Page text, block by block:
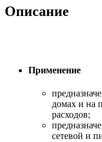
Описание
Применение
домах и на
расходов;
сетевой и